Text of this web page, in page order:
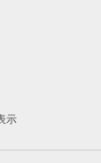
示